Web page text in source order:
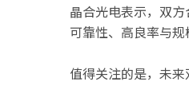
晶合光电表示，双
可靠性、高良率与规
值得关注的是，未来